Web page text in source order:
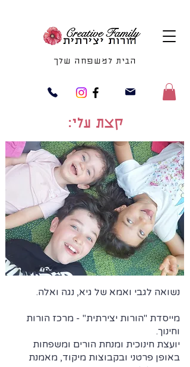
הבית למשפחה שלך
קצת עלי:
נשואה לגבי ואמא של גיא, נגה ואלה.
מייסדת "הורות יצירתית" - מרכז הורות
וחינוך.
יועצת חינוכית ומנחת הורים ומשפחות
באופן פרטני ובקבוצות מיקוד, מאמנת